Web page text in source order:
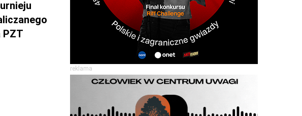
PZT
reklama